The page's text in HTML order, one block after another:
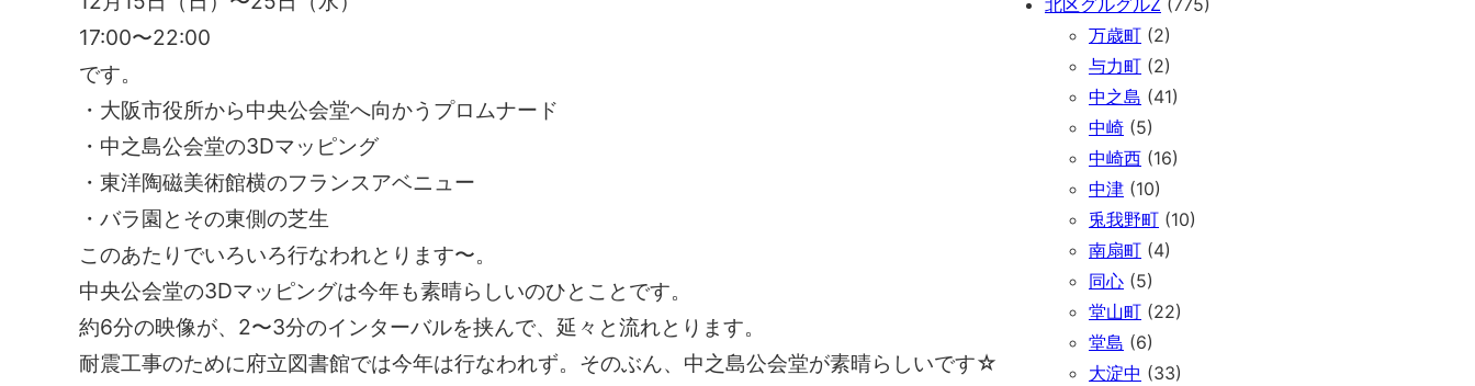
17:00〜22:00
です。
・大阪市役所から中央公会堂へ向かうプロムナード
・中之島公会堂の3Dマッピング
・東洋陶磁美術館横のフランスアベニュー
・バラ園とその東側の芝生
このあたりでいろいろ行なわれとります〜。
中央公会堂の3Dマッピングは今年も素晴らしいのひとことです。
約6分の映像が、2〜3分のインターバルを挟んで、延々と流れとります。
耐震工事のために府立図書館では今年は行なわれず。そのぶん、中之島公会堂が素晴らしいです☆
北区グルグルZ (775)
万歳町 (2)
与力町 (2)
中之島 (41)
中崎 (5)
中崎西 (16)
中津 (10)
兎我野町 (10)
南扇町 (4)
同心 (5)
堂山町 (22)
堂島 (6)
大淀中 (33)